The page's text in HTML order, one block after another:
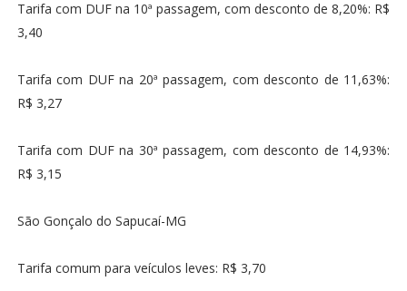
Tarifa com DUF na 10ª passagem, com desconto de 8,20%: R$
3,40
Tarifa com DUF na 20ª passagem, com desconto de 11,63%:
R$ 3,27
Tarifa com DUF na 30ª passagem, com desconto de 14,93%:
R$ 3,15
São Gonçalo do Sapucaí-MG
Tarifa comum para veículos leves: R$ 3,70